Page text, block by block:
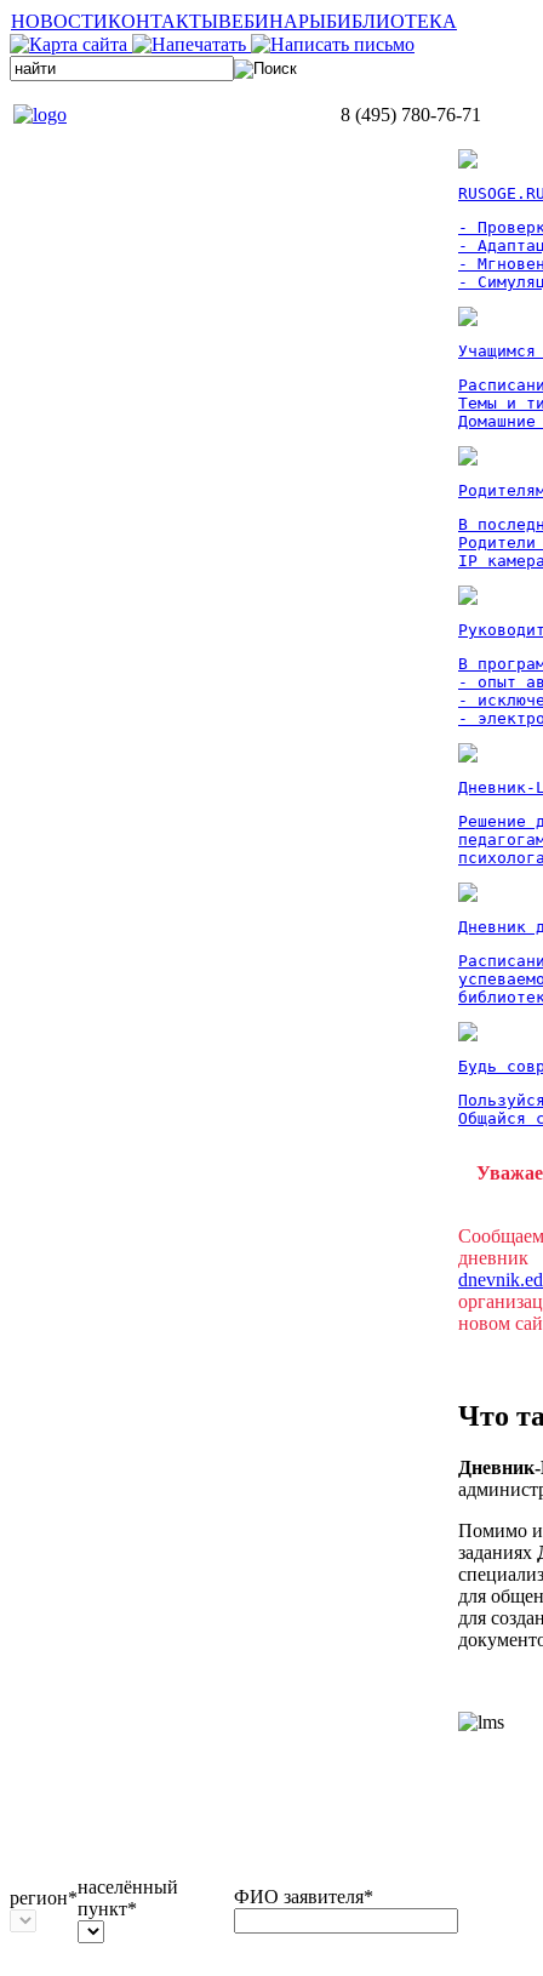
НОВОСТИКОНТАКТЫВЕБИНАРЫБИБЛИОТЕКА
8 (495) 780-76-71
регион*
населённый
пункт*
ФИО заявителя*
-
-
-
-
Темы и
Домашние
В
IP
В
- опыт
-
-
Дневник-
Решение
Дневник
Будь
Общайся
новом
Что
Помимо
заданиях
для
для